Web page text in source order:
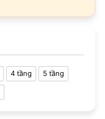
4 tầng 5 tầng